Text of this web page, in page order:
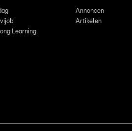
Learning
Annoncen
Artikelen